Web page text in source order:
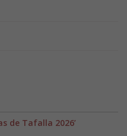
de Tafalla 2026’